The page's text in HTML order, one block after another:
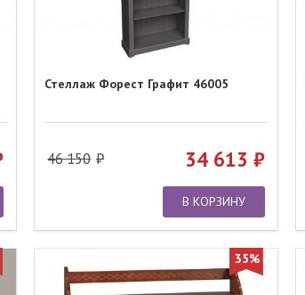
Стеллаж Форест Графит 46005
46 150 34 613
В КОРЗИНУ
35%